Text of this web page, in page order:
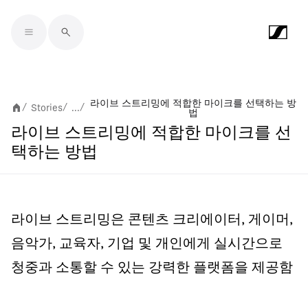
/ Stories/ .../
라이브 스트리밍에 적합한 마이크를 선택하는 방
법
라이브 스트리밍에 적합한 마이크를 선
택하는 방법
라이브 스트리밍은 콘텐츠 크리에이터, 게이머,
음악가, 교육자, 기업 및 개인에게 실시간으로
청중과 소통할 수 있는 강력한 플랫폼을 제공함